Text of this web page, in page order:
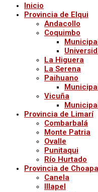
Inicio
Provincia de Elqui
Andacollo
Coquimbo
La Higuera
La Serena
Paihuano
Vicuña
Provincia de Limarí
Combarbalá
Monte Patria
Ovalle
Punitaqui
Río Hurtado
Provincia de Choapa
Canela
Illapel